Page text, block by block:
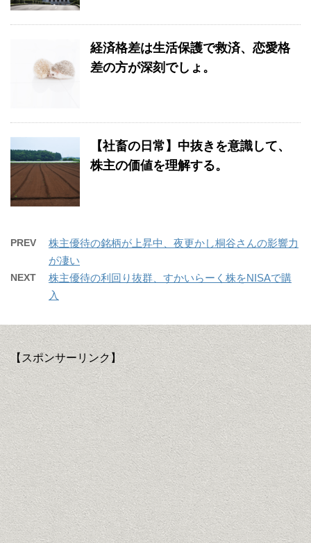
経済格差は生活保護で救済、恋愛格
差の方が深刻でしょ。
【社畜の日常】中抜きを意識して、
株主の価値を理解する。
PREV
株主優待の銘柄が上昇中、夜更かし桐谷さんの影響力
が凄い
NEXT
株主優待の利回り抜群、すかいらーく株をNISAで購
入
【スポンサーリンク】